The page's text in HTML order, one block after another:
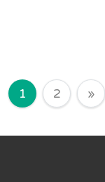
1 2 »